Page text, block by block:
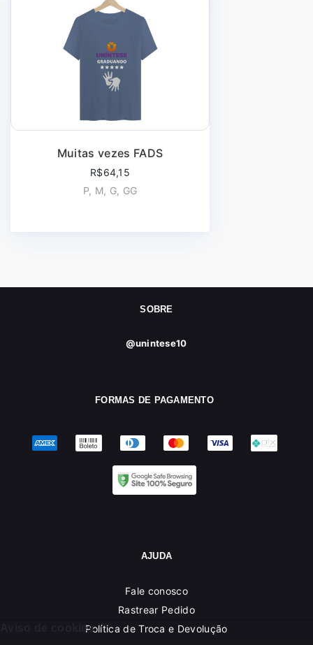
Muitas vezes FADS
R$64,15
P, M, G, GG
Aviso de cookies
SOBRE
@unintese10
FORMAS DE PAGAMENTO
AJUDA
Fale conosco
Rastrear Pedido
Política de Troca e Devolução